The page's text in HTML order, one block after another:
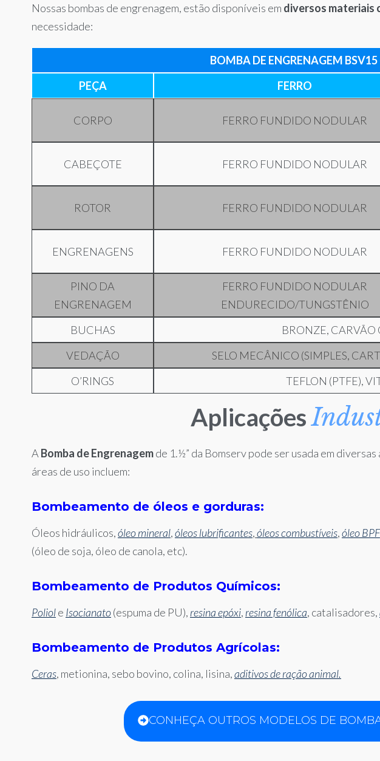
Nossas bombas de engrenagem, estão disponíveis em diversos materiais
necessidade:
BOMBA DE ENGRENAGEM BSV15
PEÇA
FERRO
CORPO FERRO FUNDIDO NODULAR
CABEÇOTE FERRO FUNDIDO NODULAR
ROTOR FERRO FUNDIDO NODULAR
ENGRENAGENS FERRO FUNDIDO NODULAR
PINO DA
ENGRENAGEM
FERRO FUNDIDO NODULAR
ENDURECIDO/TUNGSTÊNIO
BUCHAS
BRONZE,
VEDAÇÃO
SELO MECÂNICO (SIMPLES,
O’RINGS
TEFLON (PTFE),
Aplicações
A Bomba de Engrenagemde 1.½” da Bomserv pode ser usada em
áreas de uso incluem:
Bombeamento de óleos e gorduras:
Óleos hidráulicos,óleo mineral,óleos lubrificantes,óleos combustíveis,óleo BPF
(óleo de soja, óleo de canola, etc).
Bombeamento de Produtos Químicos:
Poliole Isocianato(espuma de PU), resina epóxi, resina fenólica, catalisadores,
Bombeamento de Produtos Agrícolas:
Ceras, metionina, sebo bovino, colina, lisina,aditivos de ração animal.
CONHEÇA OUTROS MODELOS DE